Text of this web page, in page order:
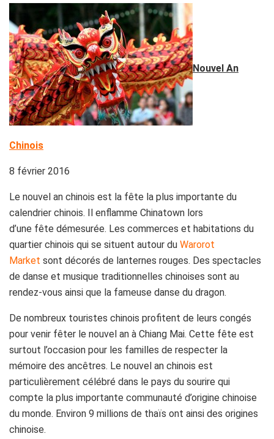
Nouvel An
Chinois
8 février 2016
Le nouvel an chinois est la fête la plus importante du
calendrier chinois. Il enflamme Chinatown lors
d’une fête démesurée. Les commerces et habitations du
quartier chinois qui se situent autour du Warorot
Market sont décorés de lanternes rouges. Des spectacles
de danse et musique traditionnelles chinoises sont au
rendez-vous ainsi que la fameuse danse du dragon.
De nombreux touristes chinois profitent de leurs congés
pour venir fêter le nouvel an à Chiang Mai. Cette fête est
surtout l’occasion pour les familles de respecter la
mémoire des ancêtres. Le nouvel an chinois est
particulièrement célébré dans le pays du sourire qui
compte la plus importante communauté d’origine chinoise
du monde. Environ 9 millions de thaïs ont ainsi des origines
chinoise.